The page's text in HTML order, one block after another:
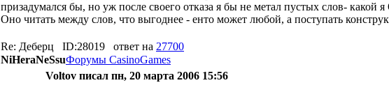
призадумался бы, но уж после своего отказа я бы не метал пустых слов-
Оно читать между слов, что выгоднее - енто может любой, а поступать
Re: Деберц ID:28019 ответ на 27700
NiHeraNeSsuФорумы CasinoGames
Voltov писал пн, 20 марта 2006 15:56